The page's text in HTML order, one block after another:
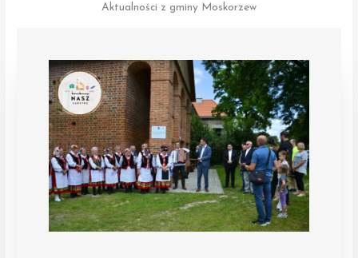
Aktualności z gminy Moskorzew